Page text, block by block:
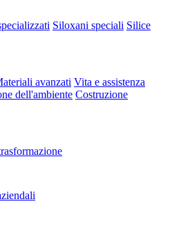
Siloxani speciali Silice
avanzati Vita e assistenza
dell'ambiente Costruzione